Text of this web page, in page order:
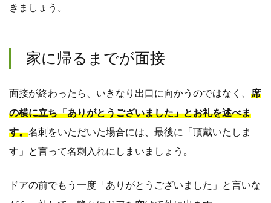
きましょう。
家に帰るまでが面接
面接が終わったら、いきなり出口に向かうのではなく、 席
の横に立ち「ありがとうございました」とお礼を述べま
す。名刺をいただいた場合には、最後に「頂戴いたしま
す」と言って名刺入れにしまいましょう。
ドアの前でもう一度「ありがとうございました」と言いな